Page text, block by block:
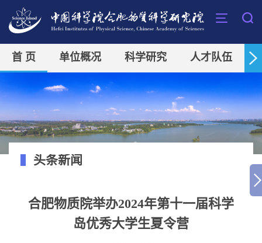
首 页 单位概况 科学研究 人才队伍
头条新闻
合肥物质院举办2024年第十一届科学
岛优秀大学生夏令营